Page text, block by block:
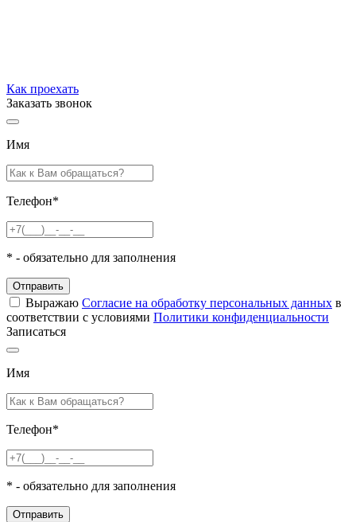
Как проехать
Заказать звонок
Имя
Телефон*
* - обязательно для заполнения
Отправить
Выражаю Согласие на обработку персональных данных в
соответствии с условиями Политики конфиденциальности
Записаться
Имя
Телефон*
* - обязательно для заполнения
Отправить